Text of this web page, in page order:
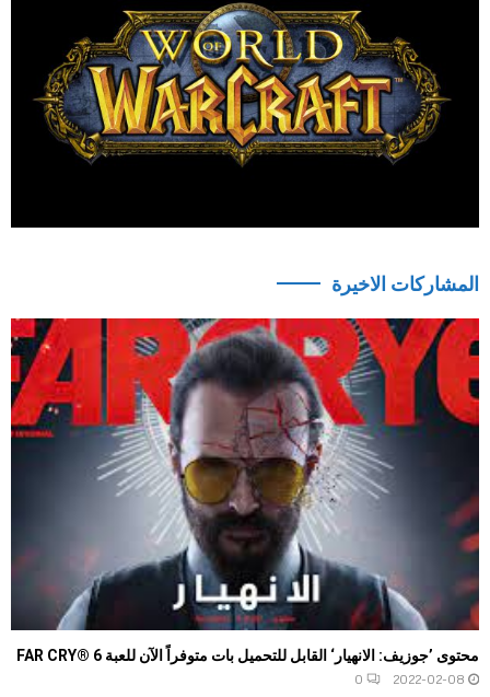
المشاركات الاخيرة
محتوى ’جوزيف: الانهيار‘ القابل للتحميل بات متوفراً الآن للعبة FAR CRY® 6
2022-02-08
0